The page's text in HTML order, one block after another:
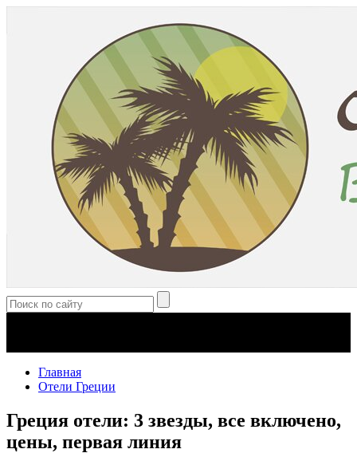
Главная
Отели Греции
Греция отели: 3 звезды, все включено,
цены, первая линия